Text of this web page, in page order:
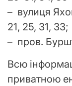
– вулиця
21, 25, 31, 33;
– пров.
Всю
приватною